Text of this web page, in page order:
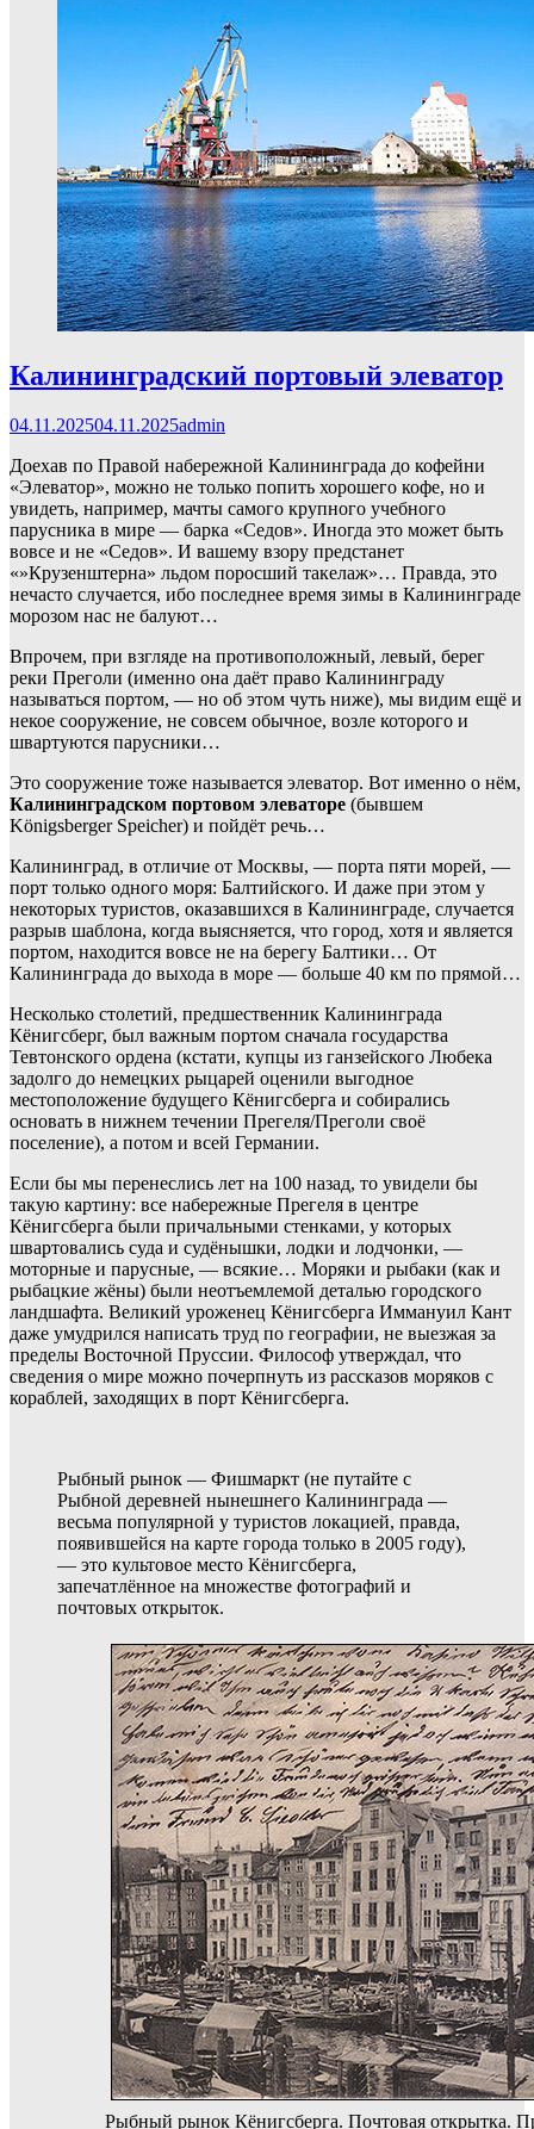
Калининградский портовый элеватор
04.11.202504.11.2025admin
Доехав по Правой набережной Калининграда до кофейни
«Элеватор», можно не только попить хорошего кофе, но и
увидеть, например, мачты самого крупного учебного
парусника в мире — барка «Седов». Иногда это может быть
вовсе и не «Седов». И вашему взору предстанет
«»Крузенштерна» льдом поросший такелаж»… Правда, это
нечасто случается, ибо последнее время зимы в Калининграде
морозом нас не балуют…
Впрочем, при взгляде на противоположный, левый, берег
реки Преголи (именно она даёт право Калининграду
называться портом, — но об этом чуть ниже), мы видим ещё и
некое сооружение, не совсем обычное, возле которого и
швартуются парусники…
Это сооружение тоже называется элеватор. Вот именно о нём,
Калининградском портовом элеваторе (бывшем
Königsberger Speicher) и пойдёт речь…
Калининград, в отличие от Москвы, — порта пяти морей, —
порт только одного моря: Балтийского. И даже при этом у
некоторых туристов, оказавшихся в Калининграде, случается
разрыв шаблона, когда выясняется, что город, хотя и является
портом, находится вовсе не на берегу Балтики… От
Калининграда до выхода в море — больше 40 км по прямой…
Несколько столетий, предшественник Калининграда
Кёнигсберг, был важным портом сначала государства
Тевтонского ордена (кстати, купцы из ганзейского Любека
задолго до немецких рыцарей оценили выгодное
местоположение будущего Кёнигсберга и собирались
основать в нижнем течении Прегеля/Преголи своё
поселение), а потом и всей Германии.
Если бы мы перенеслись лет на 100 назад, то увидели бы
такую картину: все набережные Прегеля в центре
Кёнигсберга были причальными стенками, у которых
швартовались суда и судёнышки, лодки и лодчонки, —
моторные и парусные, — всякие… Моряки и рыбаки (как и
рыбацкие жёны) были неотъемлемой деталью городского
ландшафта. Великий уроженец Кёнигсберга Иммануил Кант
даже умудрился написать труд по географии, не выезжая за
пределы Восточной Пруссии. Философ утверждал, что
сведения о мире можно почерпнуть из рассказов моряков с
кораблей, заходящих в порт Кёнигсберга.
Рыбный рынок — Фишмаркт (не путайте с
Рыбной деревней нынешнего Калининграда —
весьма популярной у туристов локацией, правда,
появившейся на карте города только в 2005 году),
— это культовое место Кёнигсберга,
запечатлённое на множестве фотографий и
почтовых открыток.
Рыбный рынок Кёнигсберга. Почтовая открытка.